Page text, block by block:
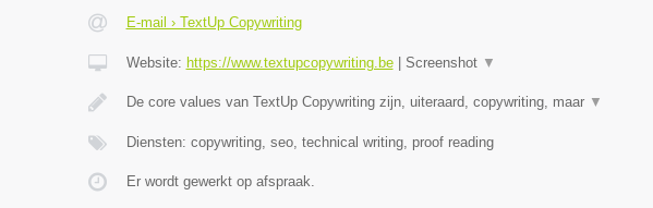
E-mail › TextUp Copywriting
Website: https://www.textupcopywriting.be| Screenshot ▼
De core values van TextUp Copywriting zijn, uiteraard, copywriting, maar ▼
Diensten: copywriting, seo, technical writing, proof reading
Er wordt gewerkt op afspraak.